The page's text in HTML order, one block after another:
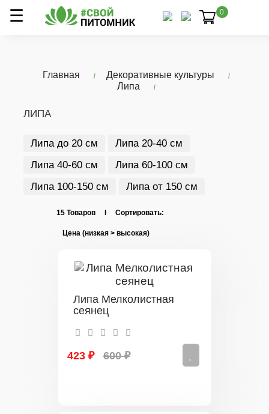
0
Главная
Декоративные культуры
Липа
ЛИПА
Липа до 20 см
Липа 20-40 см
Липа 40-60 см
Липа 60-100 см
Липа 100-150 см
Липа от 150 см
15 Товаров I Сортировать:
Липа Мелколистная
сеянец
423 ₽ 600 ₽